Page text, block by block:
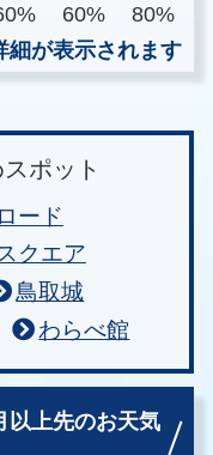
60%
80%
細が表示されます
ポット
ード
クエア
鳥取城
わらべ館
以上先のお天気